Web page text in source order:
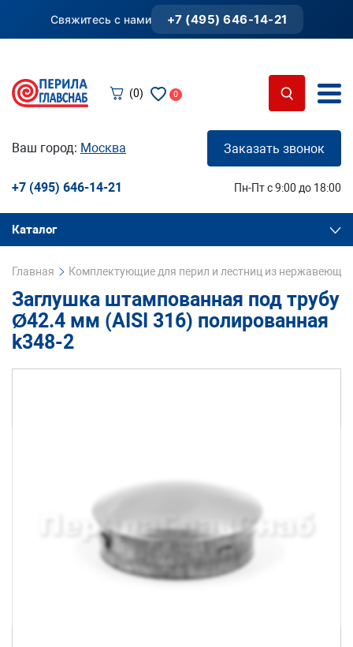
Свяжитесь с нами +7 (495) 646-14-21
(0) 0
Ваш город: Москва Заказать звонок
+7 (495) 646-14-21 Пн-Пт с 9:00 до 18:00
Каталог
Главная Комплектующие для перил и лестниц из
Заглушка штампованная под трубу
Ø42.4 мм (AISI 316) полированная
k348-2